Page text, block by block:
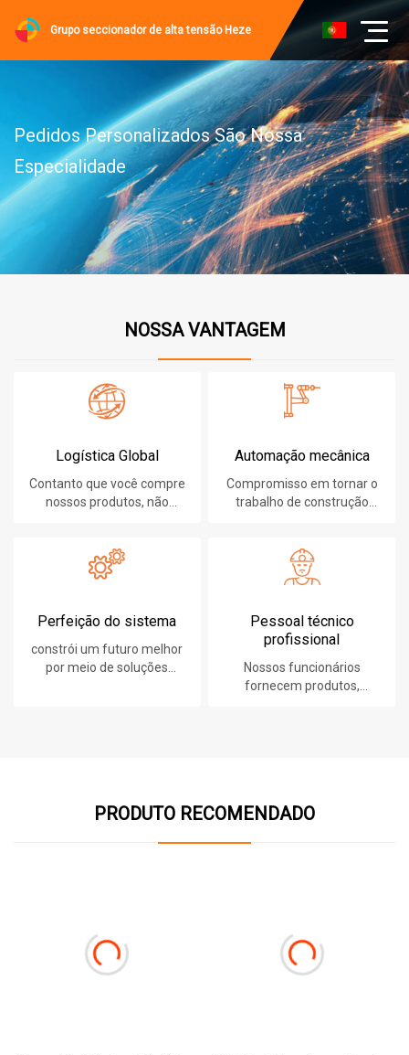
Grupo seccionador de alta tensão Heze
Pedidos Personalizados São Nossa
Especialidade
NOSSA VANTAGEM
Logística Global
Contanto que você compre
nossos produtos, não
serviço de logística.
Automação mecânica
Compromisso em tornar o
trabalho de construção
Perfeição do sistema
constrói um futuro melhor
por meio de soluções
Pessoal técnico
profissional
Nossos funcionários
fornecem produtos,
PRODUTO RECOMENDADO